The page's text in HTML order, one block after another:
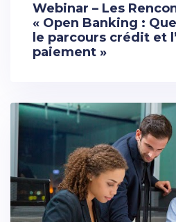
Webinar – Les
« Open Banking :
le parcours crédit et
paiement »